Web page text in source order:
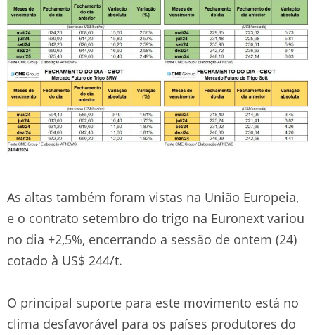
As altas também foram vistas na União Europeia,
e o contrato setembro do trigo na Euronext variou
no dia +2,5%, encerrando a sessão de ontem (24)
cotado à US$ 244/t.
O principal suporte para este movimento está no
clima desfavorável para os países produtores do